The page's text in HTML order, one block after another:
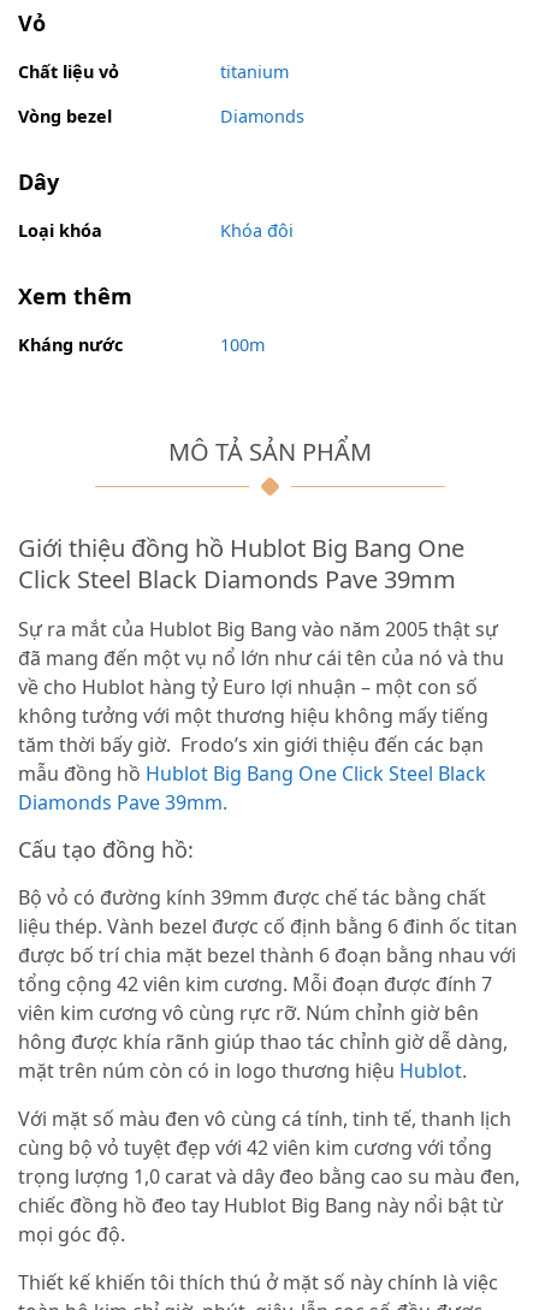
MÔ TẢ SẢN PHẨM
Giới thiệu đồng hồ Hublot Big Bang One
Click Steel Black Diamonds Pave 39mm
Sự ra mắt của Hublot Big Bang vào năm 2005 thật sự
đã mang đến một vụ nổ lớn như cái tên của nó và thu
về cho Hublot hàng tỷ Euro lợi nhuận – một con số
không tưởng với một thương hiệu không mấy tiếng
tăm thời bấy giờ. Frodo’s xin giới thiệu đến các bạn
mẫu đồng hồ Hublot Big Bang One Click Steel Black
Diamonds Pave 39mm.
Cấu tạo đồng hồ:
Bộ vỏ có đường kính 39mm được chế tác bằng chất
liệu thép. Vành bezel được cố định bằng 6 đinh ốc titan
được bố trí chia mặt bezel thành 6 đoạn bằng nhau với
tổng cộng 42 viên kim cương. Mỗi đoạn được đính 7
viên kim cương vô cùng rực rỡ. Núm chỉnh giờ bên
hông được khía rãnh giúp thao tác chỉnh giờ dễ dàng,
mặt trên núm còn có in logo thương hiệu Hublot.
Với mặt số màu đen vô cùng cá tính, tinh tế, thanh lịch
cùng bộ vỏ tuyệt đẹp với 42 viên kim cương với tổng
trọng lượng 1,0 carat và dây đeo bằng cao su màu đen,
chiếc đồng hồ đeo tay Hublot Big Bang này nổi bật từ
mọi góc độ.
Thiết kế khiến tôi thích thú ở mặt số này chính là việc
Vỏ
Chất liệu vỏ
titanium
Vòng bezel
Diamonds
Dây
Loại khóa Khóa đôi
Xem thêm
Kháng nước 100m